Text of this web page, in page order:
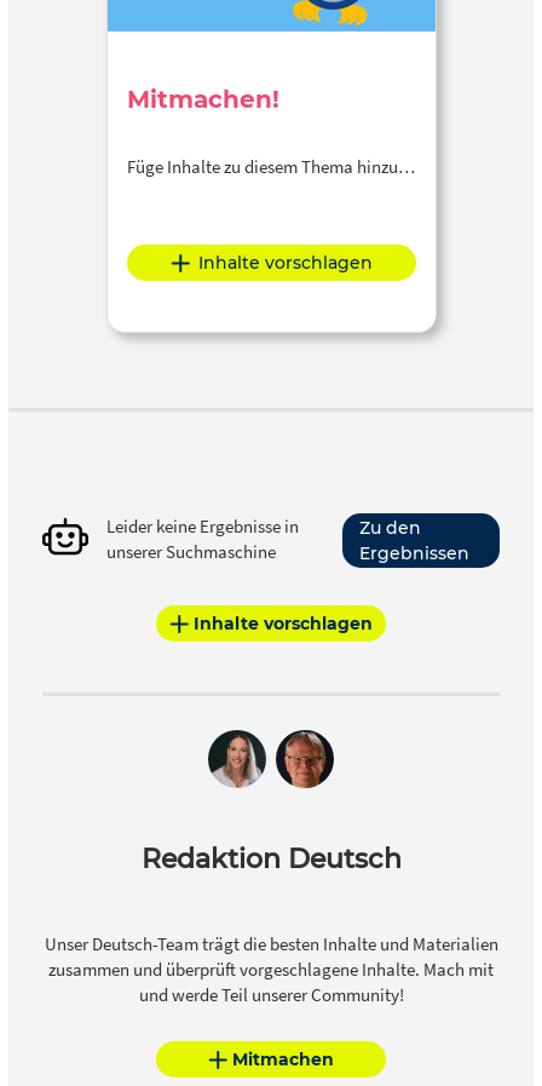
Mitmachen!
Füge Inhalte zu diesem Thema hinzu…
Inhalte vorschlagen
Leider keine Ergebnisse in
unserer Suchmaschine
Zu den
Ergebnissen
Inhalte vorschlagen
Redaktion Deutsch
Unser Deutsch-Team trägt die besten Inhalte und Materialien
zusammen und überprüft vorgeschlagene Inhalte. Mach mit
und werde Teil unserer Community!
Mitmachen